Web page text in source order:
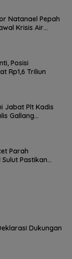
Natanael Pepah
Krisis Air
Posisi
Rp1,6 Triliun
Jabat Plt Kadis
Gallang
Parah
Sulut Pastikan
Dukungan